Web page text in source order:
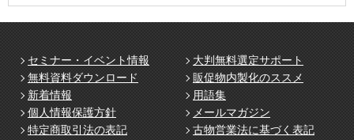
セミナー・イベント情報
大判無料選定サポート
無料資料ダウンロード
販促物内製化のススメ
新着情報
用語集
個人情報保護方針
メールマガジン
特定商取引法の表記
古物営業法に基づく表記